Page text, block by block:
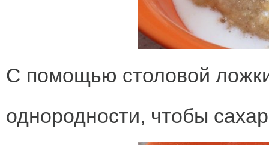
С помощью столовой
однородности, чтобы